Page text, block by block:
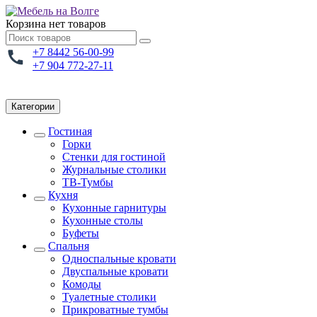
Корзина нет товаров
+7 8442 56-00-99
+7 904 772-27-11
Категории
Гостиная
Горки
Стенки для гостиной
Журнальные столики
TВ-Тумбы
Кухня
Кухонные гарнитуры
Кухонные столы
Буфеты
Спальня
Односпальные кровати
Двуспальные кровати
Комоды
Туалетные столики
Прикроватные тумбы